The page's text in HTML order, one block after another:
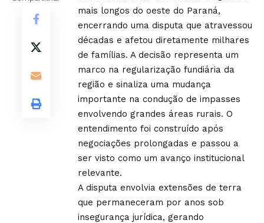
mais longos do oeste do Paraná,
encerrando uma disputa que atravessou
décadas e afetou diretamente milhares
de famílias. A decisão representa um
marco na regularização fundiária da
região e sinaliza uma mudança
importante na condução de impasses
envolvendo grandes áreas rurais. O
entendimento foi construído após
negociações prolongadas e passou a
ser visto como um avanço institucional
relevante.
A disputa envolvia extensões de terra
que permaneceram por anos sob
insegurança jurídica, gerando